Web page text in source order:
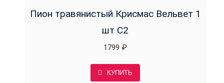
Пион травянистый Крисмас Вельвет 1
шт С2
1799 ₽
КУПИТЬ